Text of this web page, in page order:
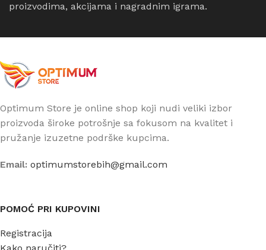
proizvodima, akcijama i nagradnim igrama.
Optimum Store je online shop koji nudi veliki izbor
proizvoda široke potrošnje sa fokusom na kvalitet i
pružanje izuzetne podrške kupcima.
Email: optimumstorebih@gmail.com
POMOĆ PRI KUPOVINI
Registracija